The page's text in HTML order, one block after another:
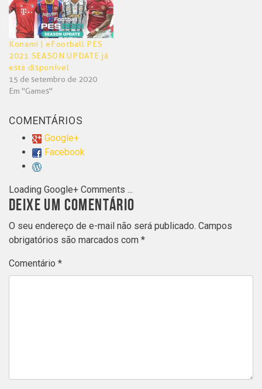
Konami | eFootball PES
2021 SEASON UPDATE já
está disponível
15 de setembro de 2020
Em "Games"
COMENTÁRIOS
Google+
Facebook
Loading Google+ Comments ...
DEIXE UM COMENTÁRIO
O seu endereço de e-mail não será publicado. Campos
obrigatórios são marcados com *
Comentário *